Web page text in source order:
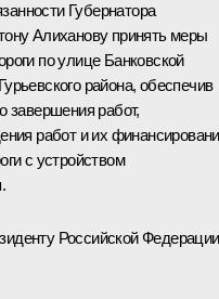
Губернатора
Алиханову принять меры
по улице Банковской
района, обеспечив
завершения работ,
работ и их
с устройством
Российской Федерации